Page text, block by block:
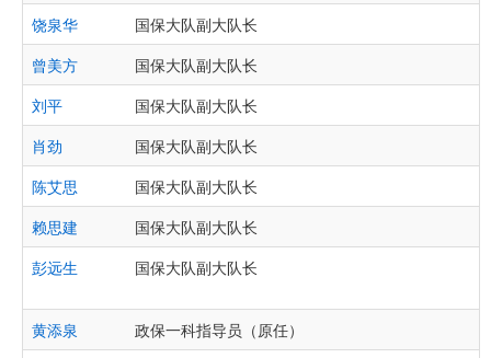
饶泉华
国保大队副大队长
曾美方
国保大队副大队长
刘平
国保大队副大队长
肖劲
国保大队副大队长
陈艾思
国保大队副大队长
赖思建
国保大队副大队长
彭远生
国保大队副大队长
黄添泉
政保一科指导员（原任）